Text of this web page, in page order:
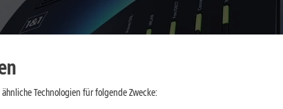
Technologien für folgende Zwecke: